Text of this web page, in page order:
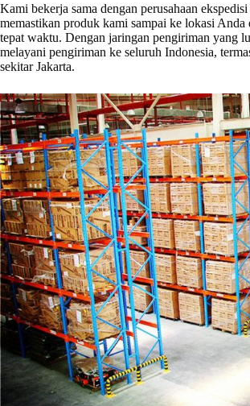
Kami bekerja sama dengan perusahaan
memastikan produk kami sampai ke lokasi Anda
tepat waktu. Dengan jaringan pengiriman yang
melayani pengiriman ke seluruh Indonesia,
sekitar Jakarta.